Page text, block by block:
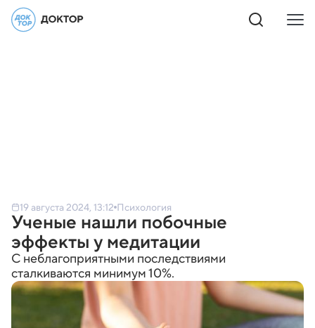
19 августа 2024, 13:12 Психология
Ученые нашли побочные
эффекты у медитации
C неблагоприятными последствиями
сталкиваются минимум 10%.